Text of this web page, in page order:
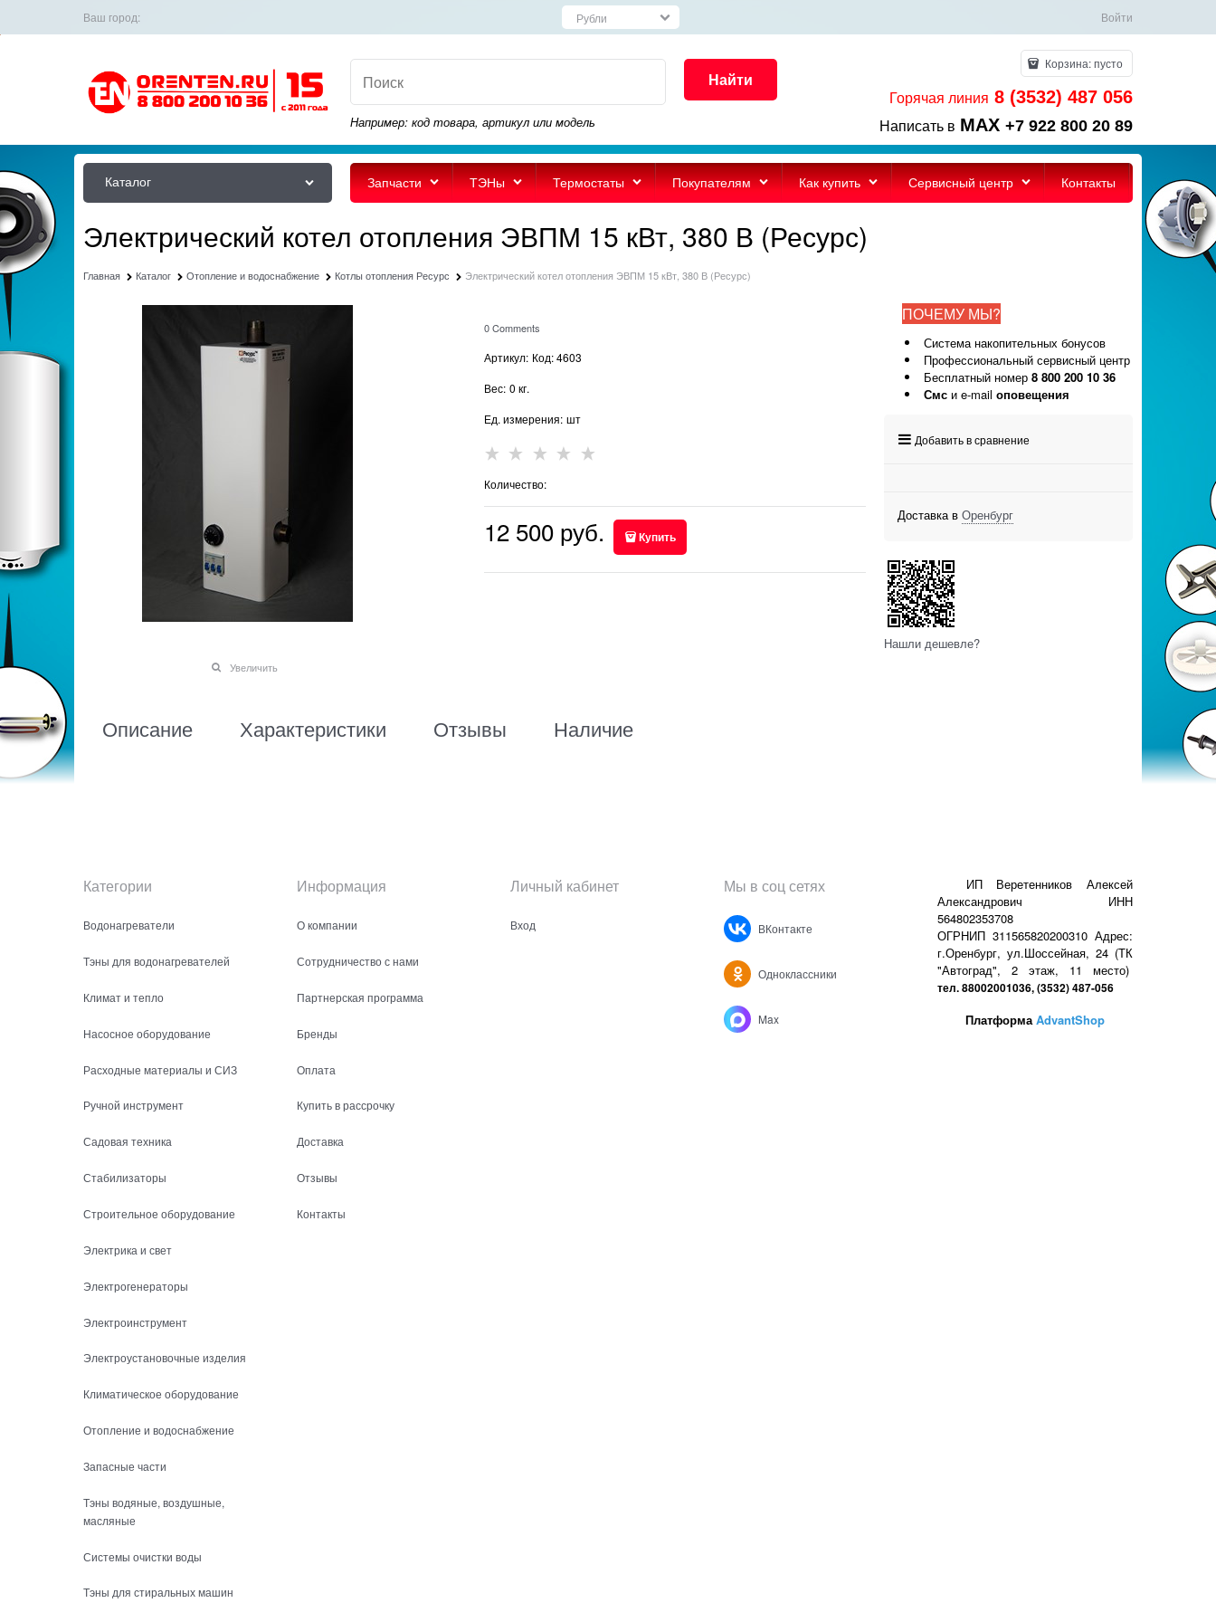
Ваш город: Войти
Найти
Например: код товара, артикул или модель
Корзина:пусто
Горячая линия 8 (3532) 487 056
Написать в MAX +7 922 800 20 89
Каталог Запчасти ТЭНы Термостаты Покупателям Как купить Сервисный центр Контакты
Электрический котел отопления ЭВПМ 15 кВт, 380 В (Ресурс)
Главная Каталог Отопление и водоснабжение Котлы отопления Ресурс Электрический котел отопления ЭВПМ 15 кВт, 380 В (Ресурс)
Увеличить
0 Comments
Артикул: Код: 4603
Вес: 0 кг.
Ед. измерения: шт
Количество:
12 500 руб. Купить
Описание Характеристики Отзывы Наличие
ПОЧЕМУ МЫ?
Система накопительных бонусов
Профессиональный сервисный центр
Бесплатный номер 8 800 200 10 36
Смс и e-mail оповещения
Добавить в сравнение
Доставка в Оренбург
Нашли дешевле?
Категории
Водонагреватели
Тэны для водонагревателей
Климат и тепло
Насосное оборудование
Расходные материалы и СИЗ
Ручной инструмент
Садовая техника
Стабилизаторы
Строительное оборудование
Электрика и свет
Электрогенераторы
Электроинструмент
Электроустановочные изделия
Климатическое оборудование
Отопление и водоснабжение
Запасные части
Тэны водяные, воздушные,
масляные
Системы очистки воды
Тэны для стиральных машин
Информация
О компании
Сотрудничество с нами
Партнерская программа
Бренды
Оплата
Купить в рассрочку
Доставка
Отзывы
Контакты
Личный кабинет
Вход
Мы в соц сетях
ВКонтакте
Одноклассники
Max
ИП Веретенников Алексей
Александрович ИНН
564802353708
ОГРНИП 311565820200310 Адрес:
г.Оренбург, ул.Шоссейная, 24 (ТК
"Автоград", 2 этаж, 11 место)
тел. 88002001036, (3532) 487-056
ПлатформаAdvantShop